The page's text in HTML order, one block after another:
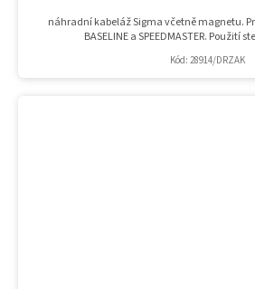
náhradní kabeláž Sigma včetně magnetu.
BASELINE a SPEEDMASTER. Použití
Kód: 28914/DRZAK